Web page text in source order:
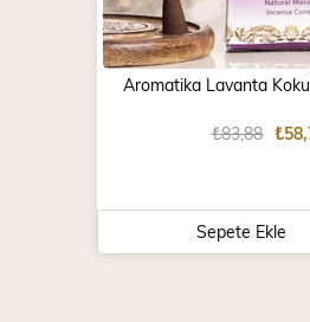
Aromatika Lavanta
₺83,88
Sepete Ekle